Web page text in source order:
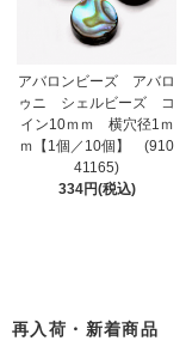
アバロンビーズ アバロ
ゥニ シェルビーズ コ
イン10ｍｍ 横穴径1ｍ
ｍ【1個／10個】 (910
41165)
334円(税込)
再入荷・新着商品